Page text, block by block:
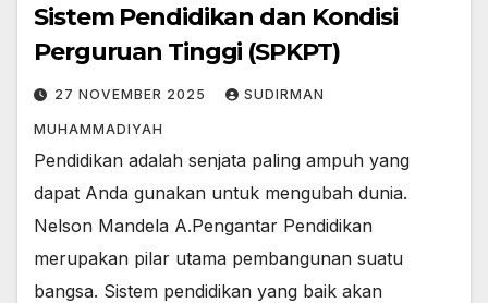
Sistem Pendidikan dan Kondisi
Perguruan Tinggi (SPKPT)
27 NOVEMBER 2025 SUDIRMAN
MUHAMMADIYAH
Pendidikan adalah senjata paling ampuh yang
dapat Anda gunakan untuk mengubah dunia.
Nelson Mandela A.Pengantar Pendidikan
merupakan pilar utama pembangunan suatu
bangsa. Sistem pendidikan yang baik akan